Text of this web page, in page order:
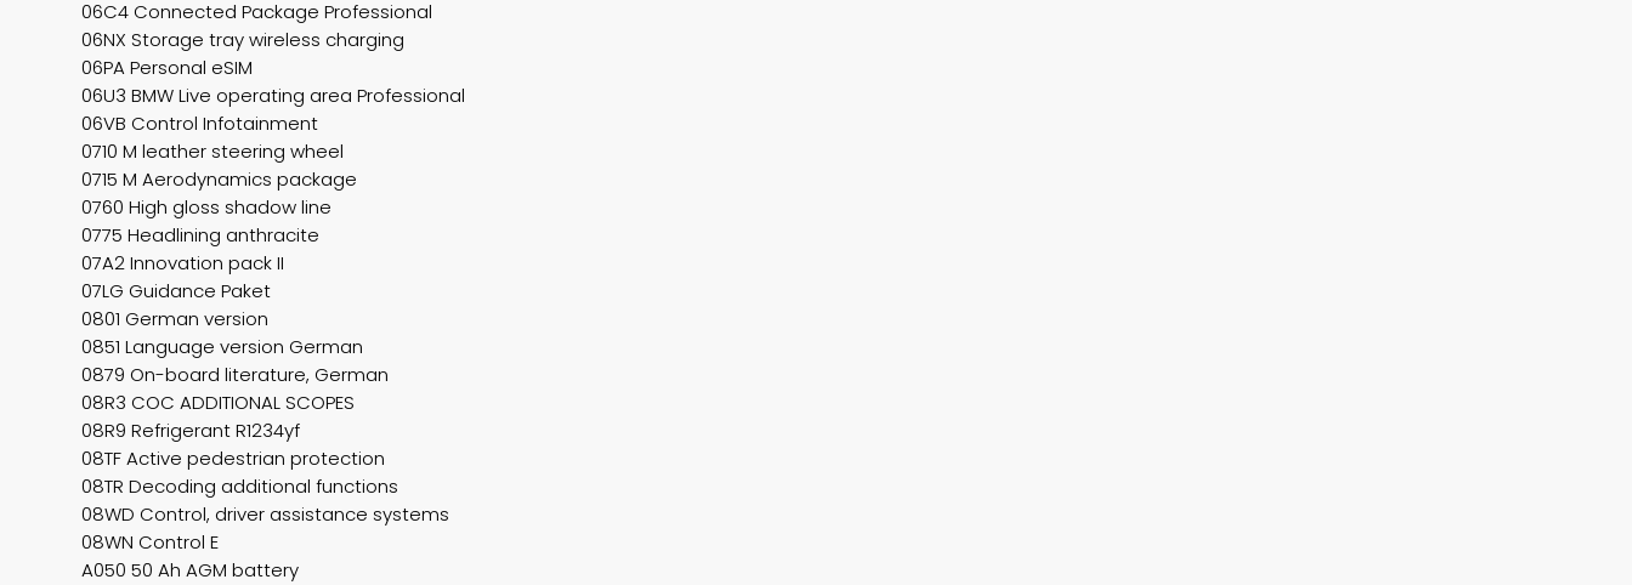
06C4 Connected Package Professional
06NX Storage tray wireless charging
06PA Personal eSIM
06U3 BMW Live operating area Professional
06VB Control Infotainment
0710 M leather steering wheel
0715 M Aerodynamics package
0760 High gloss shadow line
0775 Headlining anthracite
07A2 Innovation pack II
07LG Guidance Paket
0801 German version
0851 Language version German
0879 On-board literature, German
08R3 COC ADDITIONAL SCOPES
08R9 Refrigerant R1234yf
08TF Active pedestrian protection
08TR Decoding additional functions
08WD Control, driver assistance systems
08WN Control E
A050 50 Ah AGM battery